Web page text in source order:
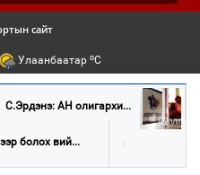
сайт
Улаанбаатар oC
С.Эрдэнэ: АН олигархи...
болох вий...